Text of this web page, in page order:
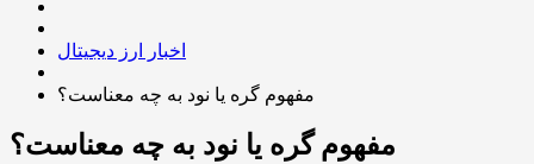
اخبار ارز دیجیتال
مفهوم گره یا نود به چه معناست؟
مفهوم گره یا نود به چه معناست؟